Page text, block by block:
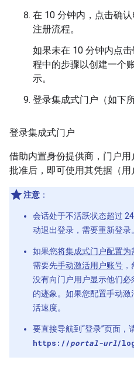
在 10 分钟内，点击确
注册流程。
如果未在 10 分钟内点
程中的步骤以创建一个
示。
登录集成式门户（如下所
登录集成式门户
借助内置身份提供商，门户
批准后，即可使用其凭据（用
注意 ：
会话处于不活跃状态超过
动退出登录，需要重新登录。
如果您将集成式门户配置
需要先手动激活用户账号
没有向门户用户显示他们
的迹象。如果您配置手动
活速度。
要直接导航到“登录”页面，
https://portal-url/